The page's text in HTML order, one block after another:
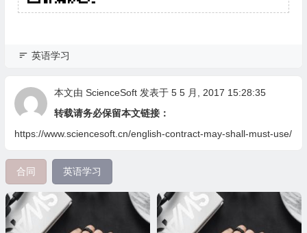
英语学习
本文由 ScienceSoft发表于 5 5 月, 2017 15:28:35
转载请务必保留本文链接：
https://www.sciencesoft.cn/english-contract-may-shall-must-use/
合同 英语学习